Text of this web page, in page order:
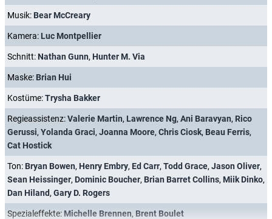
Musik: Bear McCreary
Kamera: Luc Montpellier
Schnitt: Nathan Gunn, Hunter M. Via
Maske: Brian Hui
Kostüme:Trysha Bakker
Regieassistenz:Valerie Martin, Lawrence Ng, Ani Baravyan, Rico
Gerussi, Yolanda Graci, Joanna Moore, Chris Ciosk, Beau Ferris,
Cat Hostick
Ton: Bryan Bowen, Henry Embry, Ed Carr, Todd Grace, Jason Oliver,
Sean Heissinger, Dominic Boucher, Brian Barret Collins, Miik Dinko,
Dan Hiland, Gary D. Rogers
Spezialeffekte: Michelle Brennen, Brent Boulet